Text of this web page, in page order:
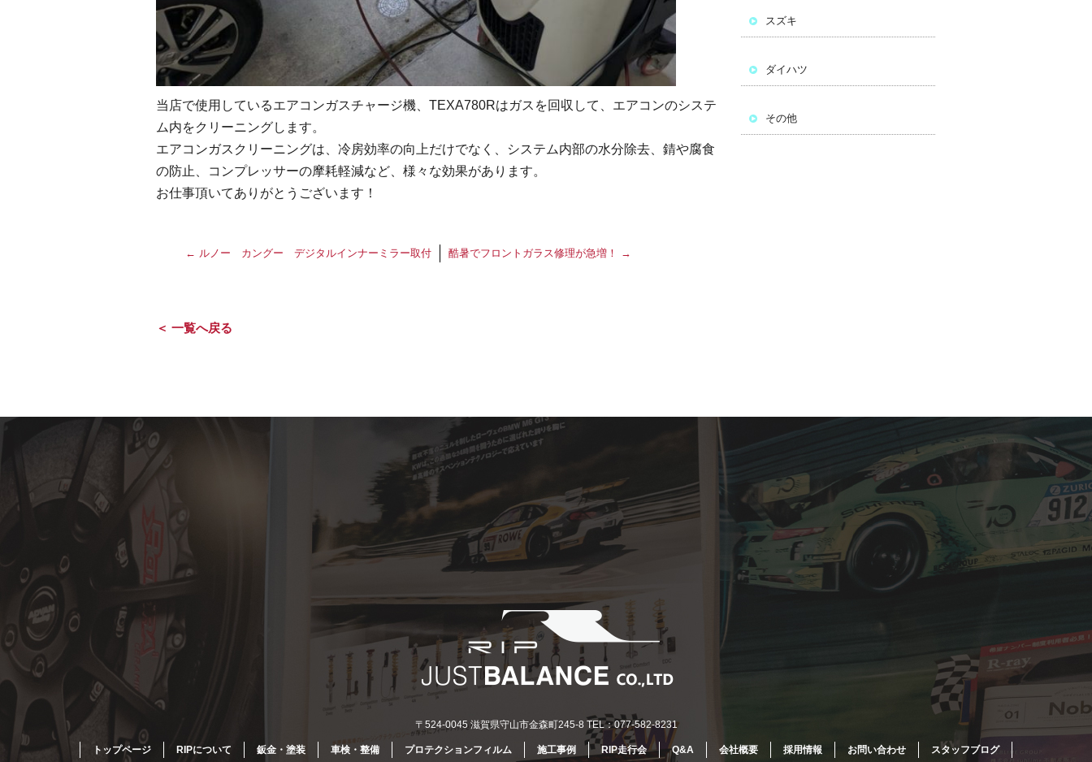
当店で使用しているエアコンガスチャージ機、TEXA780Rはガスを回収して、エアコンのシステ
ム内をクリーニングします。
エアコンガスクリーニングは、冷房効率の向上だけでなく、システム内部の水分除去、錆や腐食
の防止、コンプレッサーの摩耗軽減など、様々な効果があります。
お仕事頂いてありがとうございます！
← ルノー カングー デジタルインナーミラー取付 酷暑でフロントガラス修理が急増！ →
＜ 一覧へ戻る
スズキ
ダイハツ
その他
トップページ RIPについて 鈑金・塗装 車検・整備 プロテクションフィルム 施工事例 RIP走行会 Q&A 会社概要 採用情報 お問い合わせ スタッフブログ
〒524-0045 滋賀県守山市金森町245-8 TEL：077-582-8231